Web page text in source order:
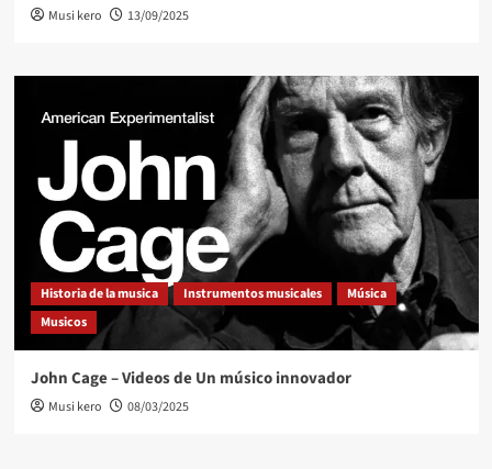
Musi kero 13/09/2025
Historia de la musica Instrumentos musicales
Música
Musicos
John Cage – Videos de Un músico innovador
Musi kero 08/03/2025